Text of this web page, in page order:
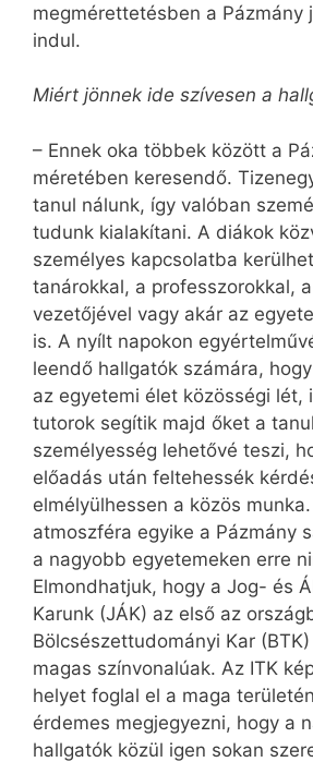
megmérettetésben a Pázmány
indul.
Miért jönnek ide szívesen a
– Ennek oka többek között a
méretében keresendő.
tanul nálunk, így valóban
tudunk kialakítani. A diákok
személyes kapcsolatba
tanárokkal, a professzorokkal,
vezetőjével vagy akár az
is. A nyílt napokon
leendő hallgatók számára,
az egyetemi élet közösségi lét,
tutorok segítik majd őket a
személyesség lehetővé teszi,
előadás után feltehessék
elmélyülhessen a közös
atmoszféra egyike a Pázmány
a nagyobb egyetemeken erre
Elmondhatjuk, hogy a Jog- és
Karunk (JÁK) az első az
Bölcsészettudományi Kar
magas színvonalúak. Az ITK
helyet foglal el a maga
érdemes megjegyezni, hogy a
hallgatók közül igen sokan